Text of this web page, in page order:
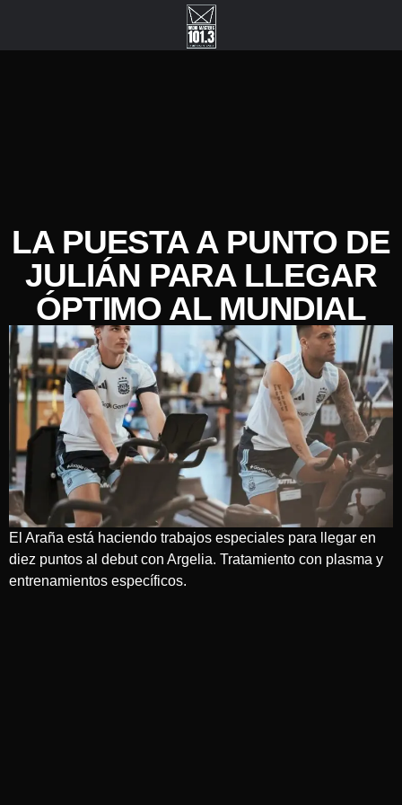
LA PUESTA A PUNTO DE
JULIÁN PARA LLEGAR
ÓPTIMO AL MUNDIAL
El Araña está haciendo trabajos especiales para llegar en
diez puntos al debut con Argelia. Tratamiento con plasma y
entrenamientos específicos.